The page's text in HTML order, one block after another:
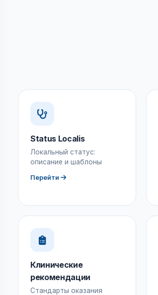
Status Localis
Локальный статус:
описание и шаблоны
Перейти
Клинические
рекомендации
Стандарты оказания